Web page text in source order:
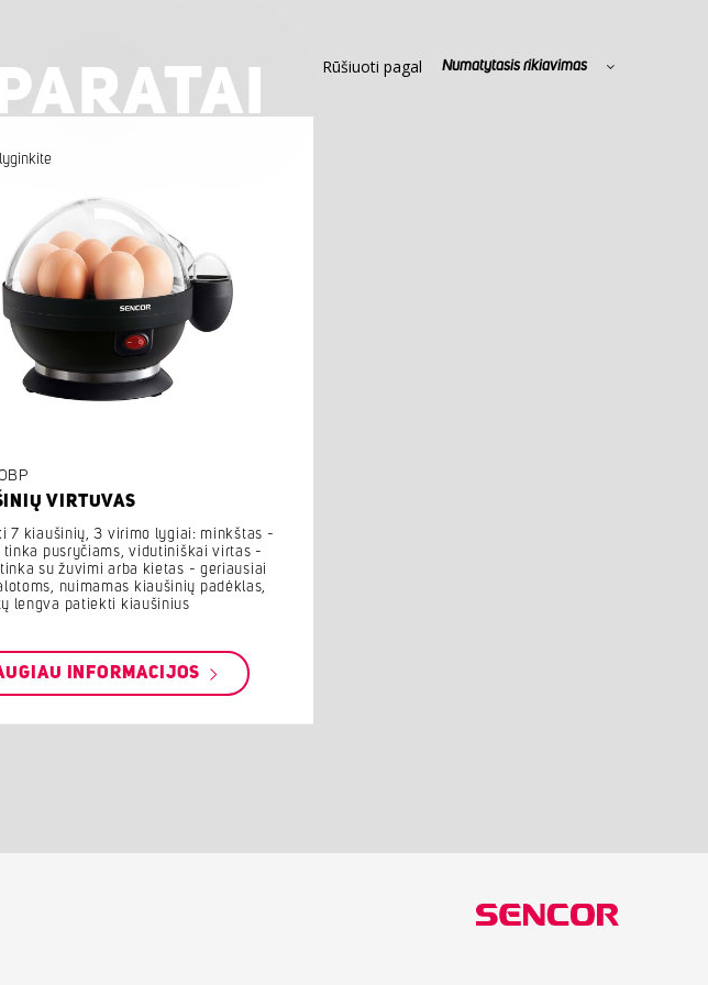
Rūšiuoti pagal Numatytasis rikiavimas
VIRTUVAS
7 kiaušinių, 3 virimo lygiai: minkštas -
tinka pusryčiams, vidutiniškai virtas -
su žuvimi arba kietas - geriausiai
nuimamas kiaušinių padėklas,
lengva patiekti kiaušinius
INFORMACIJOS